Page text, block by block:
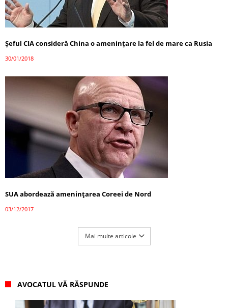
Șeful CIA consideră China o amenințare la fel de mare ca Rusia
30/01/2018
SUA abordează amenințarea Coreei de Nord
03/12/2017
Mai multe articole
AVOCATUL VĂ RĂSPUNDE